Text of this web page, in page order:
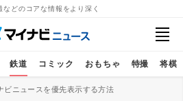
などのコアな情報をより深く
鉄道 コミック おもちゃ 特撮 将棋
ニュースを優先表示する方法